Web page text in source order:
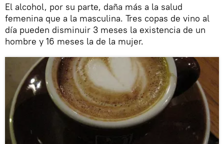
El alcohol, por su parte, daña más a la salud
femenina que a la masculina. Tres copas de vino al
día pueden disminuir 3 meses la existencia de un
hombre y 16 meses la de la mujer.